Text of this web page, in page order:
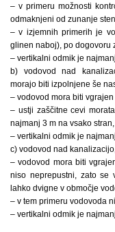
– v primeru možnosti
odmaknjeni od zunanje
– v izjemnih primerih je
glinen naboj), po dogovoru
– vertikalni odmik je
b) vodovod nad
morajo biti izpolnjene še
– vodovod mora biti vgrajen
– ustji zaščitne cevi
najmanj 3 m na vsako stran,
– vertikalni odmik je
c) vodovod nad
– vodovod mora biti
niso neprepustni, zato se
lahko dvigne v območje
– v tem primeru vodovoda
– vertikalni odmik je